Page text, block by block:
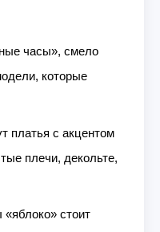
часы», смело
которые
платья с акцентом
плечи, декольте,
стоит